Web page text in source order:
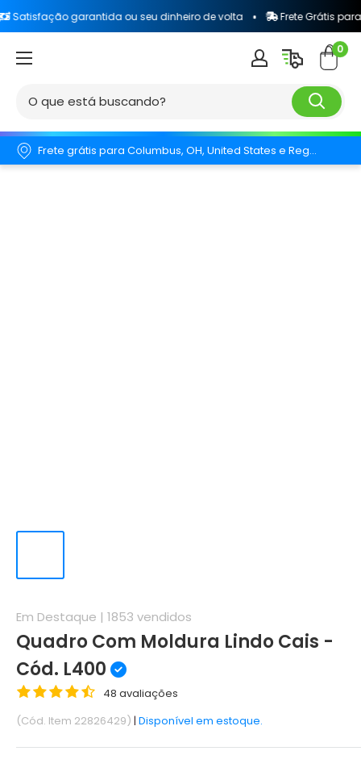
garantida ou seu dinheiro de volta Frete Grátis para todo o
0
Frete grátis para Columbus, OH, United States e Região.
Em Destaque | 1853 vendidos
Quadro Com Moldura Lindo Cais -
Cód. L400
48 avaliações
(Cód. Item 22826429) | Disponível em estoque.